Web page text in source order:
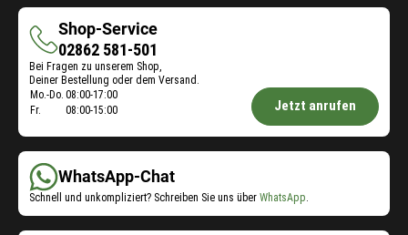
Shop-Service
Shop-
Service
02862 581-501
Bei Fragen zu unserem Shop,
Deiner Bestellung oder dem Versand.
Öffnungszeiten
Shop-
Mo.-Do. 08:00-17:00
Fr.
08:00-15:00 Jetzt anrufen
WhatsApp-Chat
Schnell und unkompliziert? Schreiben Sie uns über WhatsApp